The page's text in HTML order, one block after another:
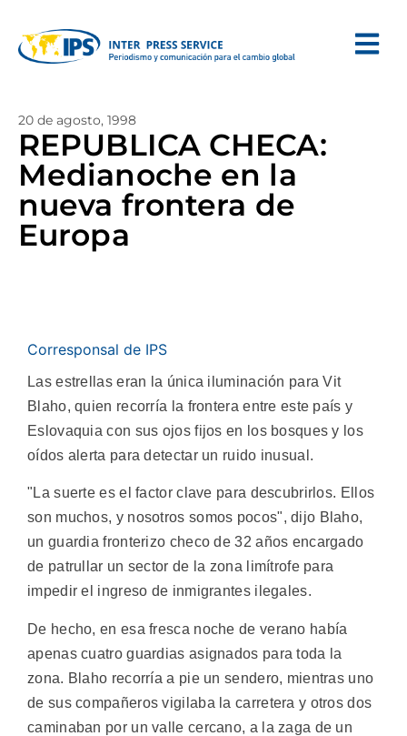
20 de agosto, 1998
REPUBLICA CHECA:
Medianoche en la
nueva frontera de
Europa
Corresponsal de IPS
Las estrellas eran la única iluminación para Vit
Blaho, quien recorría la frontera entre este país y
Eslovaquia con sus ojos fijos en los bosques y los
oídos alerta para detectar un ruido inusual.
"La suerte es el factor clave para descubrirlos. Ellos
son muchos, y nosotros somos pocos", dijo Blaho,
un guardia fronterizo checo de 32 años encargado
de patrullar un sector de la zona limítrofe para
impedir el ingreso de inmigrantes ilegales.
De hecho, en esa fresca noche de verano había
apenas cuatro guardias asignados para toda la
zona. Blaho recorría a pie un sendero, mientras uno
de sus compañeros vigilaba la carretera y otros dos
caminaban por un valle cercano, a la zaga de un